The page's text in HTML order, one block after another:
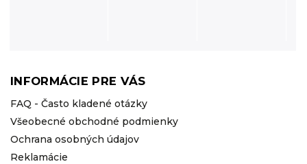
INFORMÁCIE PRE VÁS
FAQ - Často kladené otázky
Všeobecné obchodné podmienky
Ochrana osobných údajov
Reklamácie